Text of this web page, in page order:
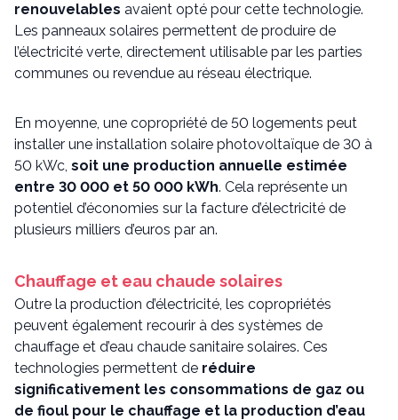
renouvelables avaient opté pour cette technologie.
Les panneaux solaires permettent de produire de
l’électricité verte, directement utilisable par les parties
communes ou revendue au réseau électrique.
En moyenne, une copropriété de 50 logements peut
installer une installation solaire photovoltaïque de 30 à
50 kWc, soit une production annuelle estimée
entre 30 000 et 50 000 kWh. Cela représente un
potentiel d’économies sur la facture d’électricité de
plusieurs milliers d’euros par an.
Chauffage et eau chaude solaires
Outre la production d’électricité, les copropriétés
peuvent également recourir à des systèmes de
chauffage et d’eau chaude sanitaire solaires. Ces
technologies permettent de réduire
significativement les consommations de gaz ou
de fioul pour le chauffage et la production d’eau